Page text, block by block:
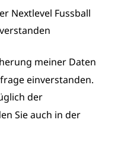
Nextlevel Fussball
meiner Daten
einverstanden.
der
Sie auch in der